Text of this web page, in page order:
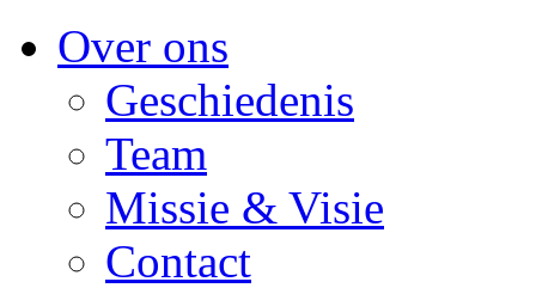
Over ons
Geschiedenis
Team
Missie & Visie
Contact